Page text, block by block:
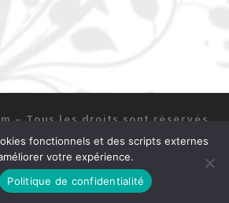
– Tous les droits sont réservés
Mentions légales
fonctionnels et des scripts externes
votre expérience.
Politique de confidentialité